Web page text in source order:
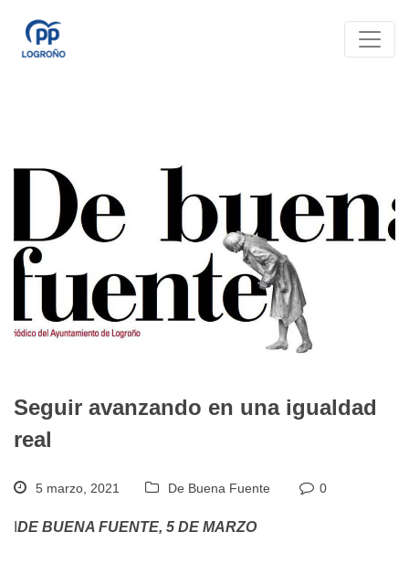
Seguir avanzando en una igualdad
real
5 marzo, 2021 De Buena Fuente 0
DE BUENA FUENTE, 5 DE MARZO